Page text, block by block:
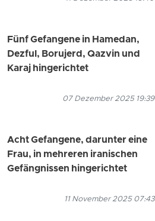
Fünf Gefangene in Hamedan,
Dezful, Borujerd, Qazvin und
Karaj hingerichtet
07 Dezember 2025 19:39
Acht Gefangene, darunter eine
Frau, in mehreren iranischen
Gefängnissen hingerichtet
11 November 2025 07:43